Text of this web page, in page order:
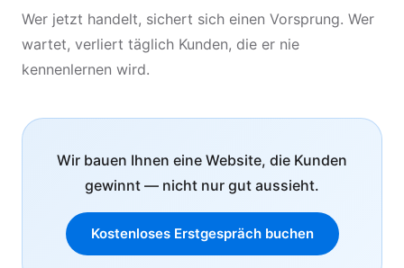
Wer jetzt handelt, sichert sich einen Vorsprung. Wer
wartet, verliert täglich Kunden, die er nie
kennenlernen wird.
Wir bauen Ihnen eine Website, die Kunden
gewinnt — nicht nur gut aussieht.
Kostenloses Erstgespräch buchen